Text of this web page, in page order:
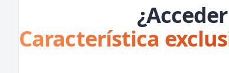
Característica